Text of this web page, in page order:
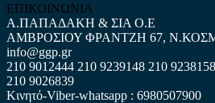
ΕΠΙΚΟΙΝΩΝΙΑ
Α.ΠΑΠΑΔΑΚΗ & ΣΙΑ Ο.Ε
ΑΜΒΡΟΣΙΟΥ ΦΡΑΝΤΖΗ 67,
info@ggp.gr
210 9012444 210 9239148 210 9238158
210 9026839
Κινητό-Viber-whatsapp : 6980507900